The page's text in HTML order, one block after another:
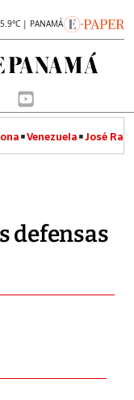
| PANAMÁ
Venezuela José
defensas